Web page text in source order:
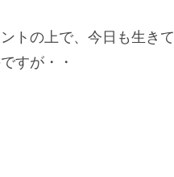
トの上で、今日も生き
すが・・